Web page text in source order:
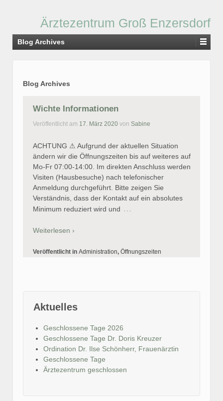
Ärztezentrum Groß Enzersdorf
Blog Archives
Blog Archives
Wichte Informationen
Veröffentlicht am 17. März 2020 von Sabine
ACHTUNG ⚠ Aufgrund der aktuellen Situation
ändern wir die Öffnungszeiten bis auf weiteres auf
Mo-Fr 07:00-14:00. Im direkten Anschluss werden
Visiten (Hausbesuche) nach telefonischer
Anmeldung durchgeführt. Bitte zeigen Sie
Verständnis, dass der Kontakt auf ein absolutes
Minimum reduziert wird und …
Weiterlesen ›
Veröffentlicht in Administration, Öffnungszeiten
Aktuelles
Geschlossene Tage 2026
Geschlossene Tage Dr. Doris Kreuzer
Ordination Dr. Ilse Schönherr, Frauenärztin
Geschlossene Tage
Ärztezentrum geschlossen